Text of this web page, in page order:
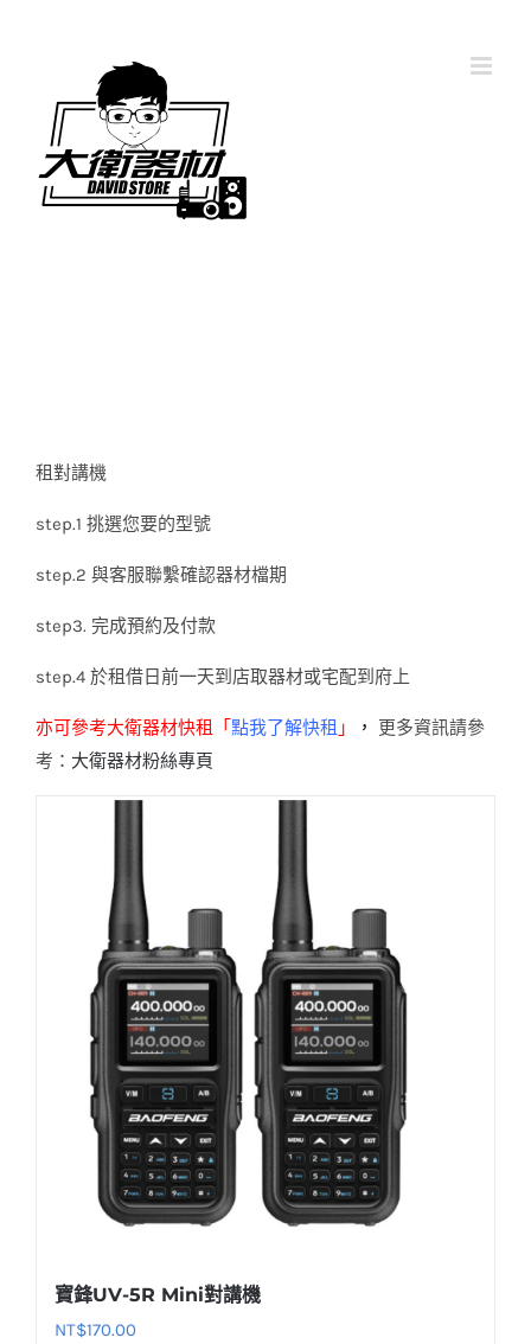
租對講機
step.1 挑選您要的型號
step.2 與客服聯繫確認器材檔期
step3. 完成預約及付款
step.4 於租借日前一天到店取器材或宅配到府上
亦可參考大衛器材快租「 點我了解快租 」 ，
更多資訊請參
考： 大衛器材粉絲專頁
寶鋒UV-5R Mini對講機
NT$170.00